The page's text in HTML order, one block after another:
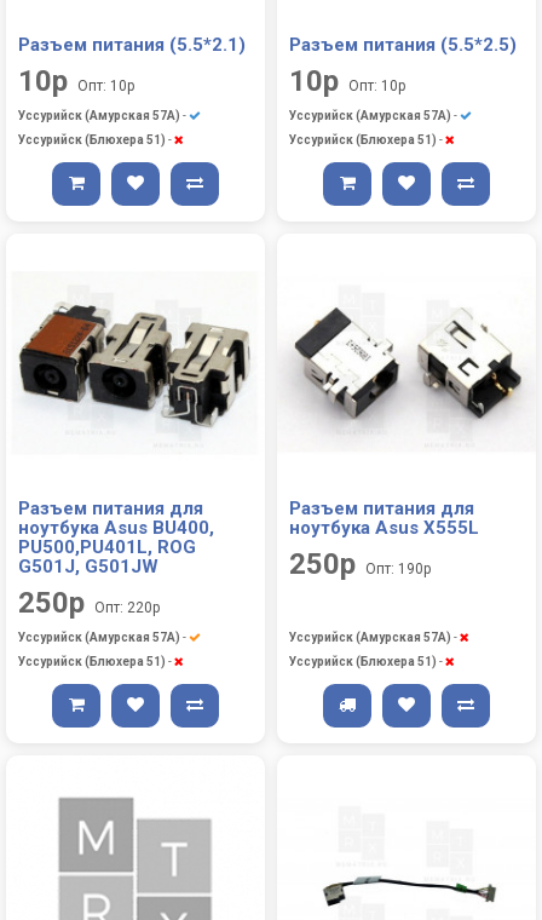
Разъем питания (5.5*2.1)
10р Опт: 10р
Уссурийск (Амурская 57А) -
Уссурийск (Блюхера 51) -
Разъем питания (5.5*2.5)
10р Опт: 10р
Уссурийск (Амурская 57А) -
Уссурийск (Блюхера 51) -
Разъем питания для
ноутбука Asus BU400,
PU500,PU401L, ROG
G501J, G501JW
250р Опт: 220р
Уссурийск (Амурская 57А) -
Уссурийск (Блюхера 51) -
Разъем питания для
ноутбука Asus X555L
250р Опт: 190р
Уссурийск (Амурская 57А) -
Уссурийск (Блюхера 51) -